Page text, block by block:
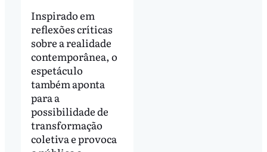
Inspirado em
reflexões críticas
sobre a realidade
contemporânea, o
espetáculo
também aponta
para a
possibilidade de
transformação
coletiva e provoca